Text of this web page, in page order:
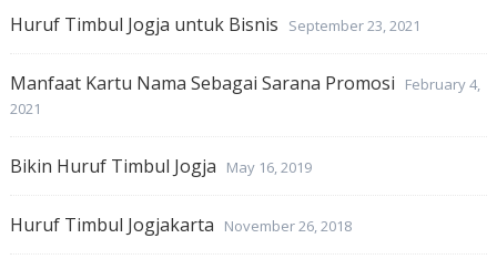
Huruf Timbul Jogja untuk Bisnis September 23, 2021
Manfaat Kartu Nama Sebagai Sarana Promosi
February 4,
2021
Bikin Huruf Timbul Jogja May 16, 2019
Huruf Timbul Jogjakarta November 26, 2018